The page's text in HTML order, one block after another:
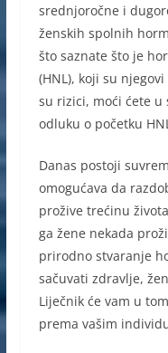
srednjoročne i
ženskih spolnih
što saznate što je
(HNL), koji su
su rizici, moći ćete
odluku o početku
Danas postoji
omogućava da
prožive trećinu
ga žene nekada
prirodno stvaranje
sačuvati zdravlje,
Liječnik će vam u
prema vašim